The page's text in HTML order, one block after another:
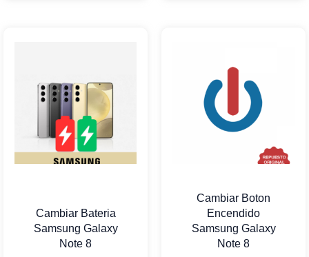
Cambiar Bateria
Samsung Galaxy
Note 8
Cambiar Boton
Encendido
Samsung Galaxy
Note 8